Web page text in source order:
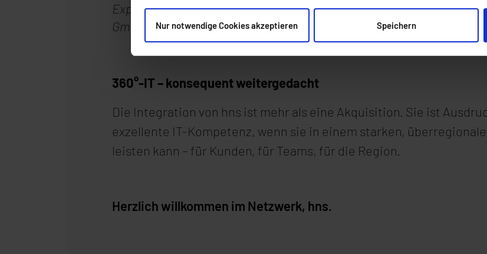
Nur notwendige Cookies akzeptieren Speichern
Experten aktiv lebt." — Norman & Birgit Goldmann, Geschäftsführung
GmbH
360°-IT – konsequent weitergedacht
Die Integration von hns ist mehr als eine Akquisition. Sie ist
exzellente IT-Kompetenz, wenn sie in einem starken,
leisten kann – für Kunden, für Teams, für die Region.
Herzlich willkommen im Netzwerk, hns.